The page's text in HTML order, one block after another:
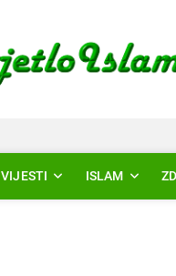
VIJESTI ISLAM